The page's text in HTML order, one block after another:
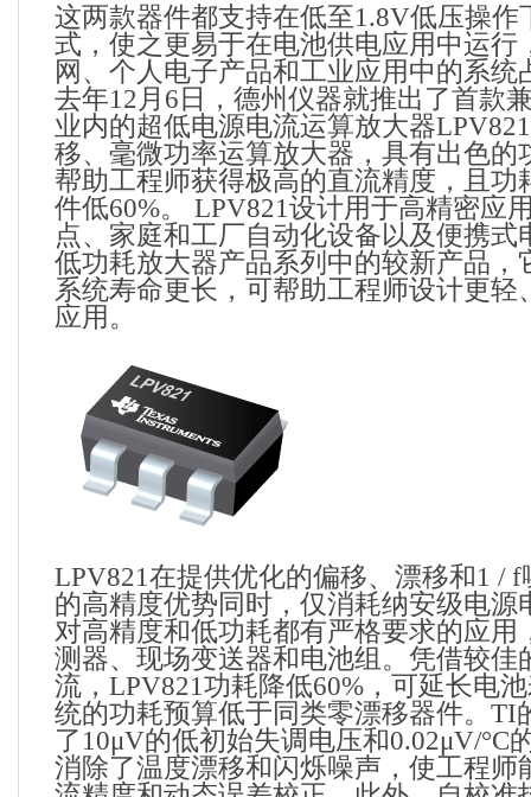
这两款器件都支持在低至1.8V低压操作
式，使之更易于在电池供电应用中运行
网、个人电子产品和工业应用中的系统
去年12 月 6 日，德州仪器就推出了首款
业内的超低电源电流运算放大器LPV821
移、毫微功率运算放大器，具有出色的
帮助工程师获得极高的直流精度，且功
件低60%。 LPV821 设计用于高精密应
点、家庭和工厂自动化设备以及便携式
低功耗放大器产品系列中的较新产品，
系统寿命更长，可帮助工程师设计更轻
应用。
LPV821 在提供优化的偏移、漂移和1 / f
的高精度优势同时，仅消耗纳安级电源
对高精度和低功耗都有严格要求的应用
测器、现场变送器和电池组。凭借较佳
流， LPV821 功耗降低60% ，可延长电
统的功耗预算低于同类零漂移器件。 TI
了 10μV的低初始失调电压和0.02μV/°C
消除了温度漂移和闪烁噪声，使工程师